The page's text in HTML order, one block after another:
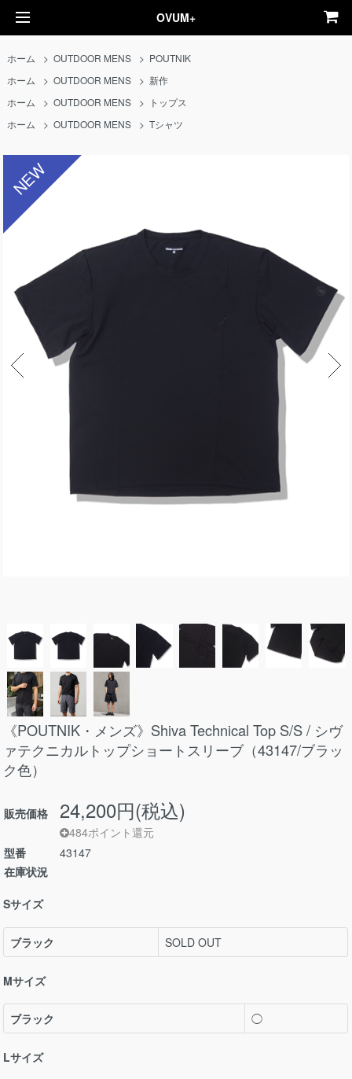
OVUM+
ホーム >OUTDOOR MENS > POUTNIK
ホーム
>OUTDOOR MENS > 新作
ホーム
>OUTDOOR MENS >
トップス
ホーム
>OUTDOOR MENS >Tシャツ
NEW
《POUTNIK・メンズ》Shiva Technical Top S/S / シヴ
ァテクニカルトップショートスリーブ（43147/ブラッ
ク色）
販売価格 24,200円(税込)
484ポイント還元
型番
43147
在庫状況
Sサイズ
ブラック SOLD OUT
Mサイズ
ブラック ◯
Lサイズ